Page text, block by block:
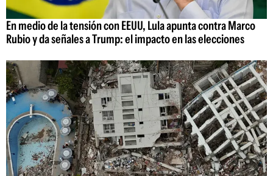
En medio de la tensión con EEUU, Lula apunta contra Marco
Rubio y da señales a Trump: el impacto en las elecciones